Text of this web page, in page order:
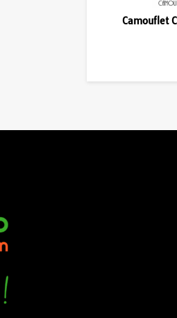
Camouflet